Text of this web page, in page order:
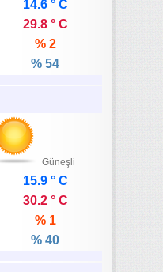
14.6 ° C
29.8 ° C
% 2
% 54
Güneşli
15.9 ° C
30.2 ° C
% 1
% 40